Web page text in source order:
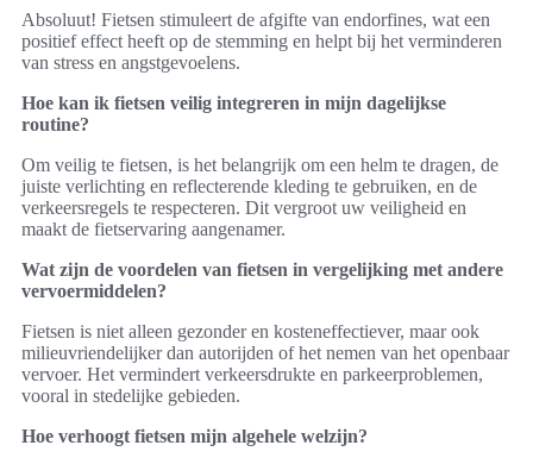
Absoluut! Fietsen stimuleert de afgifte van endorfines, wat een
positief effect heeft op de stemming en helpt bij het verminderen
van stress en angstgevoelens.
Hoe kan ik fietsen veilig integreren in mijn dagelijkse
routine?
Om veilig te fietsen, is het belangrijk om een helm te dragen, de
juiste verlichting en reflecterende kleding te gebruiken, en de
verkeersregels te respecteren. Dit vergroot uw veiligheid en
maakt de fietservaring aangenamer.
Wat zijn de voordelen van fietsen in vergelijking met andere
vervoermiddelen?
Fietsen is niet alleen gezonder en kosteneffectiever, maar ook
milieuvriendelijker dan autorijden of het nemen van het openbaar
vervoer. Het vermindert verkeersdrukte en parkeerproblemen,
vooral in stedelijke gebieden.
Hoe verhoogt fietsen mijn algehele welzijn?